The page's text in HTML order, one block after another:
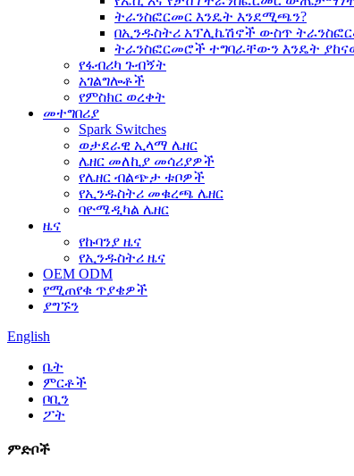
ትራንስፎርመር እንዴት እንደሚጫን?
በኢንዱስትሪ አፕሊኬሽኖች ውስጥ
ትራንስፎርመሮች ተግባራቸውን እንዴት
የፋብሪካ ጉብኝት
አገልግሎቶች
የምስክር ወረቀት
መተግበሪያ
Spark Switches
ወታደራዊ ኢላማ ሌዘር
ሌዘር መለኪያ መሳሪያዎች
የሌዘር ብልጭታ ቱቦዎች
የኢንዱስትሪ መቁረጫ ሌዘር
ባዮሜዲካል ሌዘር
ዜና
የኩባንያ ዜና
የኢንዱስትሪ ዜና
OEM ODM
የሚጠየቁ ጥያቄዎች
ያግኙን
English
ቤት
ምርቶች
ቦቢን
ፖት
ምድቦች